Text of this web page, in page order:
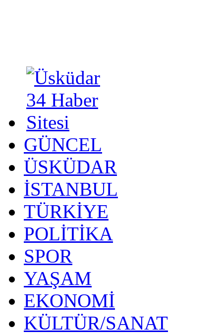
GÜNCEL
ÜSKÜDAR
İSTANBUL
TÜRKİYE
POLİTİKA
SPOR
YAŞAM
EKONOMİ
KÜLTÜR/SANAT